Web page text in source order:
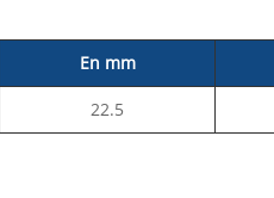
En mm
22.5